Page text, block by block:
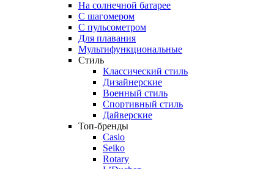
На солнечной батарее
С шагомером
С пульсометром
Для плавания
Мультифункциональные
Стиль
Классический стиль
Дизайнерские
Военный стиль
Спортивный стиль
Дайверские
Топ-бренды
Casio
Seiko
Rotary